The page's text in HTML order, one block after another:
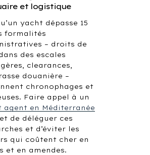
et logistique
yacht dépasse 15
formalités
– droits de
des escales
clearances,
douanière –
chronophages et
Faire appel à un
agent en Méditerranée
de déléguer ces
et d’éviter les
qui coûtent cher en
et en amendes.